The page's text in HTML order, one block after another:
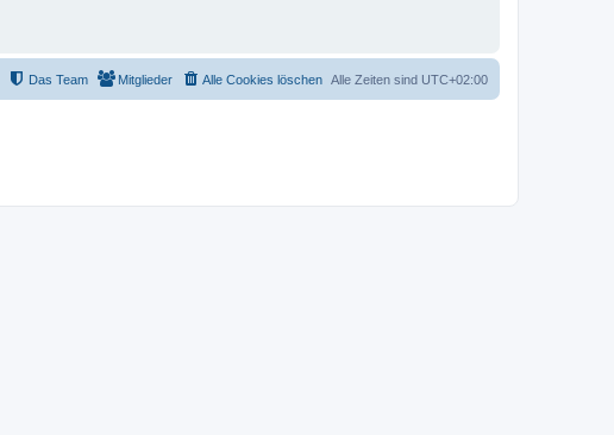
Alle Zeiten sind UTC+02:00
Alle Cookies löschen
Mitglieder
Das Team